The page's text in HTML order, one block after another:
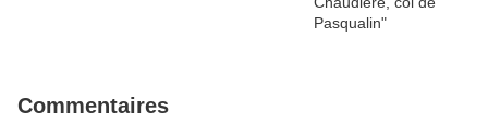
Commentaires